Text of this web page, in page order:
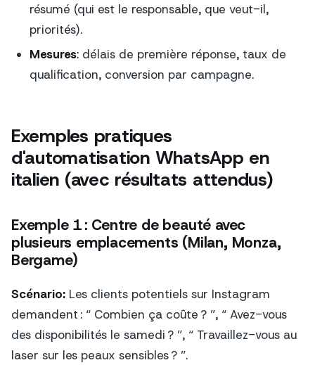
résumé (qui est le responsable, que veut-il,
priorités).
Mesures: délais de première réponse, taux de
qualification, conversion par campagne.
Exemples pratiques
d'automatisation WhatsApp en
italien (avec résultats attendus)
Exemple 1 : Centre de beauté avec
plusieurs emplacements (Milan, Monza,
Bergame)
Scénario: Les clients potentiels sur Instagram
demandent : “ Combien ça coûte ? ”, “ Avez-vous
des disponibilités le samedi ? ”, “ Travaillez-vous au
laser sur les peaux sensibles ? ”.